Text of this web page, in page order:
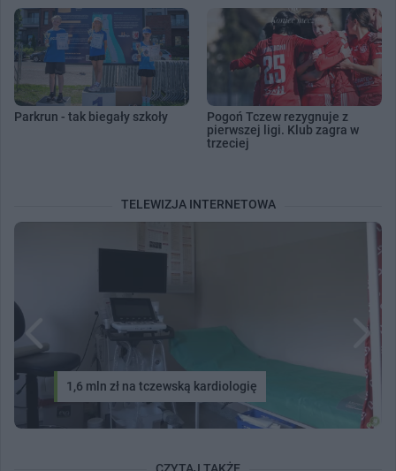
Parkrun - tak biegały szkoły
Pogoń Tczew rezygnuje z
pierwszej ligi. Klub zagra w
trzeciej
TELEWIZJA INTERNETOWA
1,6 mln zł na tczewską kardiologię